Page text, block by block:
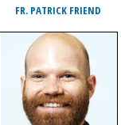
FR. PATRICK FRIEND